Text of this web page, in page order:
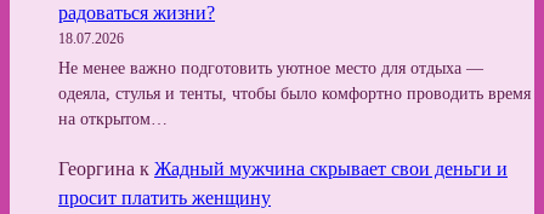
радоваться жизни?
18.07.2026
Не менее важно подготовить уютное место для отдыха —
одеяла, стулья и тенты, чтобы было комфортно проводить время
на открытом…
Георгина к Жадный мужчина скрывает свои деньги и
просит платить женщину